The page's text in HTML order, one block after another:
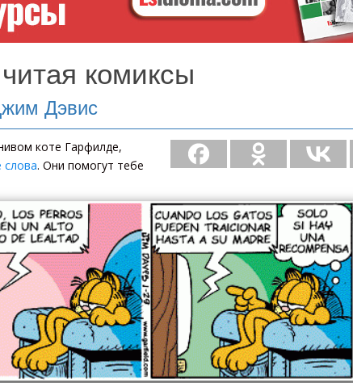
комиксы
Дэвис
коте Гарфилде,
слова. Они помогут тебе